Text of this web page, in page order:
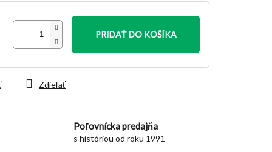
PRIDAŤ DO KOŠÍKA
Poľovnícka predajňa
s históriou od roku 1991
Zdieľať